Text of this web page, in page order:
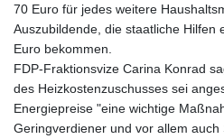
70 Euro für jedes weitere
Auszubildende, die staatliche Hilfen
Euro bekommen.
FDP-Fraktionsvize Carina Konrad
des Heizkostenzuschusses sei
Energiepreise "eine wichtige
Geringverdiener und vor allem auch